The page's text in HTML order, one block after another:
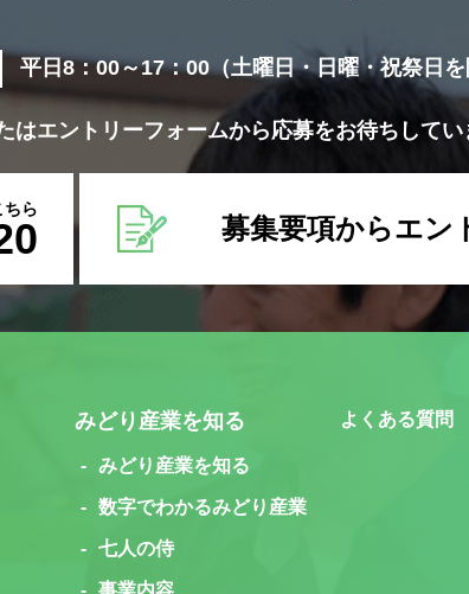
平日8：00～17：00（土曜日・日曜・祝祭日を
はエントリーフォームから応募をお待ちしてい
ちら
募集要項からエン
みどり産業を知る
みどり産業を知る
数字でわかるみどり産業
七人の侍
事業内容
よくある質問